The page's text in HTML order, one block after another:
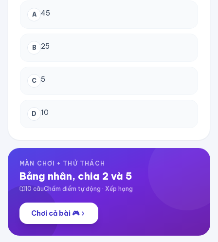
A 45
B 25
C 5
D 10
MÀN CHƠI + THỬ THÁCH
Bảng nhân, chia 2 và 5
10 câuChấm điểm tự động · Xếp hạng
Chơi cả bài 🎮